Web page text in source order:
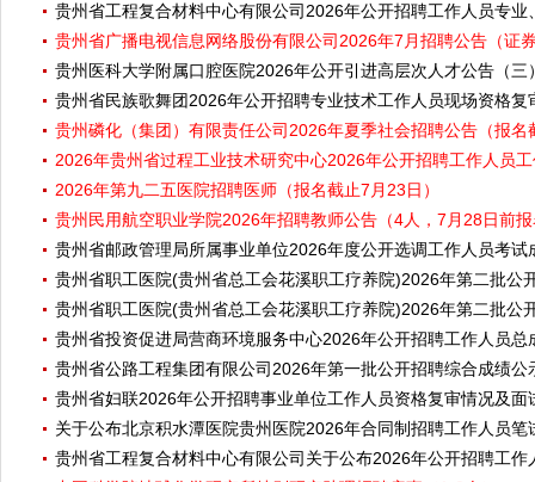
贵州省工程复合材料中心有限公司2026年公开招聘工作人员专
贵州省广播电视信息网络股份有限公司2026年7月招聘公告（证
贵州医科大学附属口腔医院2026年公开引进高层次人才公告（三
贵州省民族歌舞团2026年公开招聘专业技术工作人员现场资格
贵州磷化（集团）有限责任公司2026年夏季社会招聘公告（报名
2026年贵州省过程工业技术研究中心2026年公开招聘工作人员
2026年第九二五医院招聘医师（报名截止7月23日）
贵州民用航空职业学院2026年招聘教师公告（4人，7月28日前
贵州省邮政管理局所属事业单位2026年度公开选调工作人员考试
贵州省职工医院(贵州省总工会花溪职工疗养院)2026年第二批
贵州省职工医院(贵州省总工会花溪职工疗养院)2026年第二批
贵州省投资促进局营商环境服务中心2026年公开招聘工作人员总
贵州省公路工程集团有限公司2026年第一批公开招聘综合成绩公
贵州省妇联2026年公开招聘事业单位工作人员资格复审情况及面
关于公布北京积水潭医院贵州医院2026年合同制招聘工作人员
贵州省工程复合材料中心有限公司关于公布2026年公开招聘工